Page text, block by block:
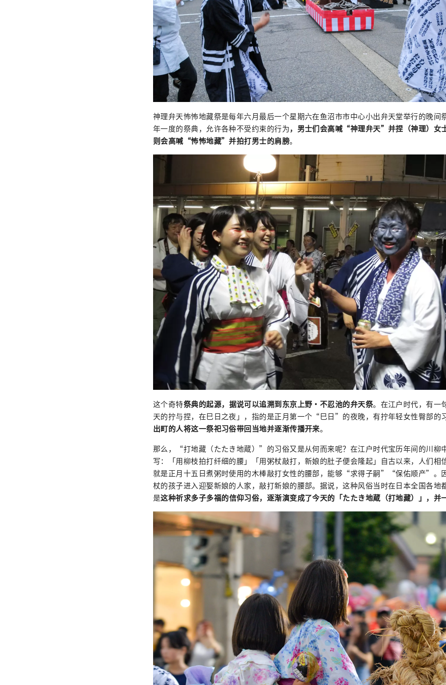
神理弁天怖怖地藏祭是每年六月最后一个星期六在鱼沼市市中心小出弁天堂举行的晚间
年一度的祭典，允许各种不受约束的行为，男士们会高喊“神理弁天”并捏（神理）女
则会高喊“怖怖地藏”并拍打男士的肩膀。
这个奇特祭典的起源，据说可以追溯到东京上野・不忍池的弁天祭。在江户时代，有一
天的拧与捏，在巳日之夜」，指的是正月第一个“巳日”的夜晚，有拧年轻女性臀部的习
出町的人将这一祭祀习俗带回当地并逐渐传播开来。
那么，“打地藏（たたき地蔵）”的习俗又是从何而来呢？在江户时代宝历年间的川柳
写：「用柳枝拍打纤细的腰」「用粥杖敲打，新娘的肚子便会隆起」自古以来，人们
就是正月十五日煮粥时使用的木棒敲打女性的腰部，能够“求得子嗣”“保佑顺产”。
杖的孩子进入迎娶新娘的人家，敲打新娘的腰部。据说，这种风俗当时在日本全国各地
是这种祈求多子多福的信仰习俗，逐渐演变成了今天的「たたき地蔵（打地藏）」，并